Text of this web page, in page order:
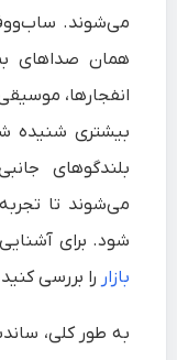
می‌شوند.
همان صداهای
انفجارها،
بیشتری شنیده
بلندگوهای
می‌شوند تا
شود. برای
بازار را بررسی
به طور کلی،